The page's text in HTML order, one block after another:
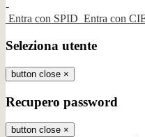
-
Entra con SPID Entra con
Seleziona utente
button close ×
Recupero password
button close ×